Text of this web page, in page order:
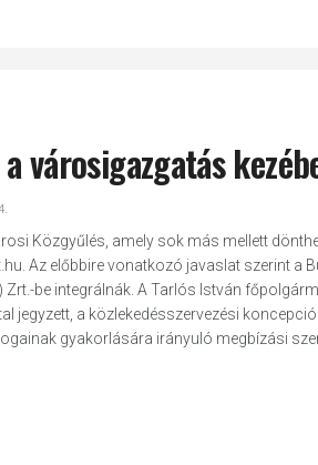
városigazgatás
Közgyűlés, amely sok más mellett
Az előbbire vonatkozó javaslat szerint a
be integrálnák. A Tarlós István
jegyzett, a közlekedésszervezési
gyakorlására irányuló megbízási